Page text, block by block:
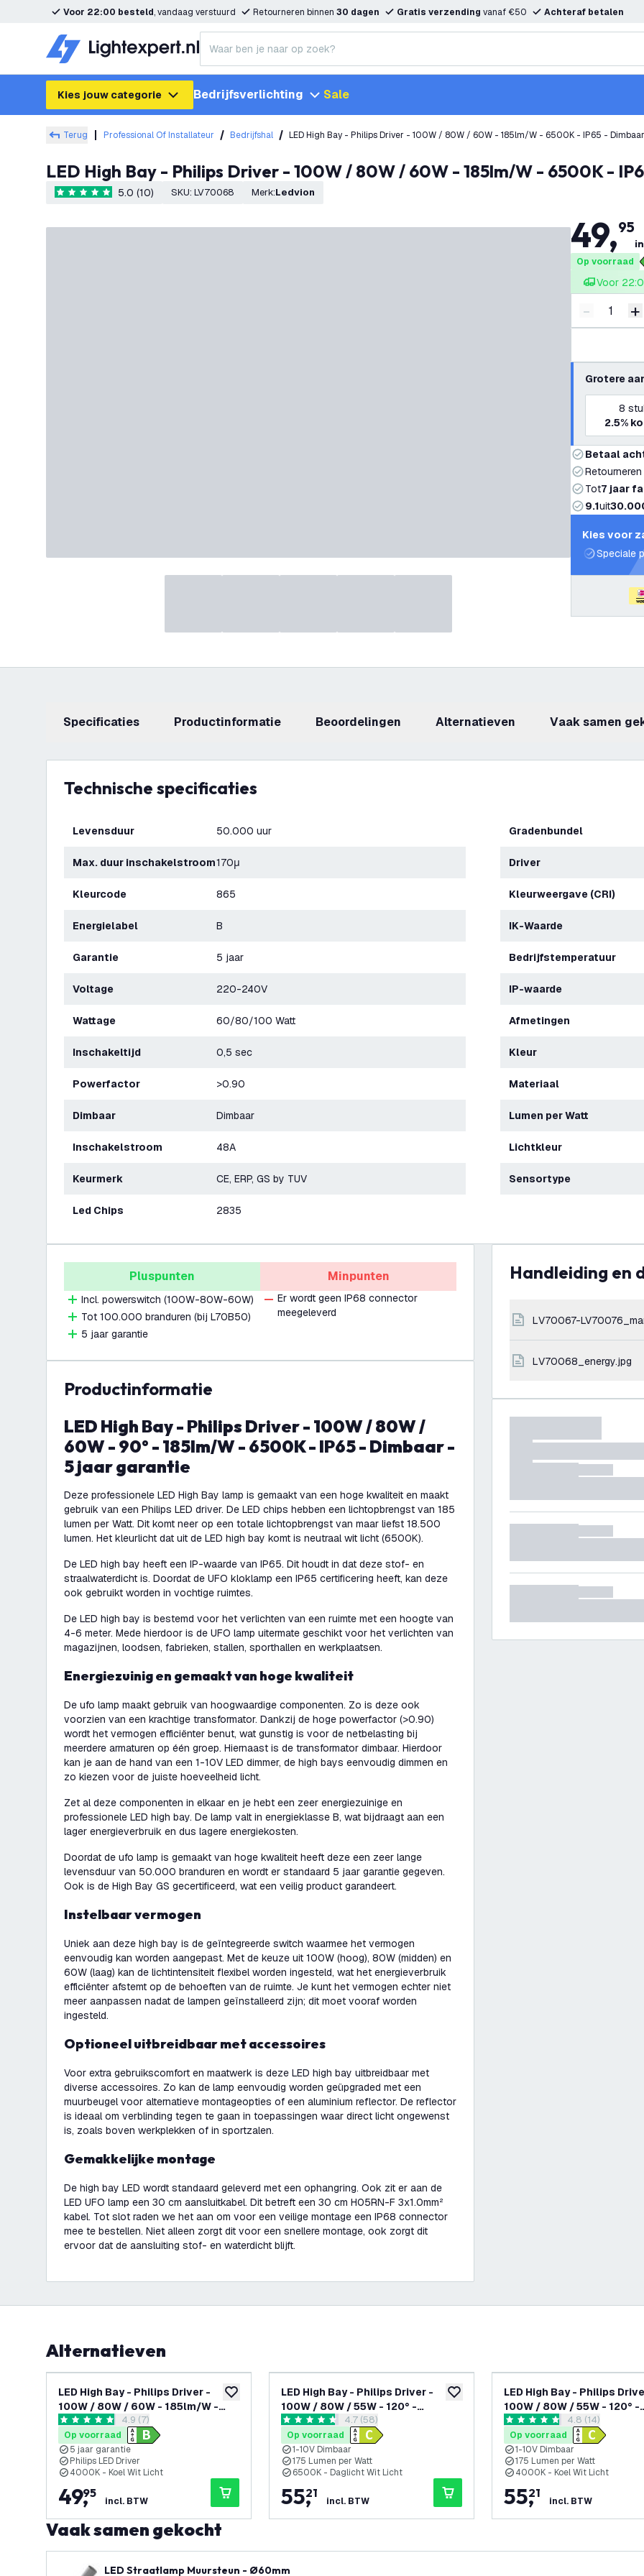
Voor 22:00 besteld, vandaag verstuurd Retourneren binnen 30 dagen Gratis verzending vanaf €50 Achteraf betalen
Kies jouw categorie Bedrijfsverlichting Sale
Terug Professional Of Installateur Bedrijfshal
LED High Bay - Philips Driver - 100W / 80W / 60W - 185lm/W - 6500K -
5 score sterren5.0 (10) SKU: LV70068 Merk: Ledvion
49,95
Op voorraad
Voor
Verminder
- +
Grotere
8
2.5%
Betaal
Tot7 jaar
9.1uit
Kies voor
Speciale
Specificaties productinformatie beoordelingen Alternatieven Vaak samen
Technische specificaties
Levensduur 50.000 uur
Max. duur inschakelstroom170μ
Kleurcode 865
Energielabel B
Garantie 5 jaar
Voltage 220-240V
Wattage 60/80/100 Watt
Inschakeltijd 0,5 sec
Powerfactor >0.90
Dimbaar Dimbaar
Inschakelstroom 48A
Keurmerk CE, ERP, GS by TUV
Led Chips 2835
Gradenbundel
Driver
Kleurweergave (CRI)
IK-Waarde
Bedrijfstemperatuur
IP-waarde
Afmetingen
Kleur
Materiaal
Lumen per Watt
Lichtkleur
Sensortype
Pluspunten
Incl. powerswitch (100W-80W-60W)
Tot 100.000 branduren (bij L70B50)
5 jaar garantie
Minpunten
Er wordt geen IP68 connector
meegeleverd
productinformatie
LED High Bay - Philips Driver - 100W / 80W /
60W - 90° - 185lm/W - 6500K - IP65 - Dimbaar -
5 jaar garantie
Deze professionele LED High Bay lamp is gemaakt van een hoge kwaliteit en maakt
gebruik van een Philips LED driver. De LED chips hebben een lichtopbrengst van 185
lumen per Watt. Dit komt neer op een totale lichtopbrengst van maar liefst 18.500
lumen. Het kleurlicht dat uit de LED high bay komt is neutraal wit licht (6500K).
De LED high bay heeft een IP-waarde van IP65. Dit houdt in dat deze stof- en
straalwaterdicht is. Doordat de UFO kloklamp een IP65 certificering heeft, kan deze
ook gebruikt worden in vochtige ruimtes.
De LED high bay is bestemd voor het verlichten van een ruimte met een hoogte van
4-6 meter. Mede hierdoor is de UFO lamp uitermate geschikt voor het verlichten van
magazijnen, loodsen, fabrieken, stallen, sporthallen en werkplaatsen.
Energiezuinig en gemaakt van hoge kwaliteit
De ufo lamp maakt gebruik van hoogwaardige componenten. Zo is deze ook
voorzien van een krachtige transformator. Dankzij de hoge powerfactor (>0.90)
wordt het vermogen efficiënter benut, wat gunstig is voor de netbelasting bij
meerdere armaturen op één groep. Hiernaast is de transformator dimbaar. Hierdoor
kan je aan de hand van een 1-10V LED dimmer, de high bays eenvoudig dimmen en
zo kiezen voor de juiste hoeveelheid licht.
Zet al deze componenten in elkaar en je hebt een zeer energiezuinige en
professionele LED high bay. De lamp valt in energieklasse B, wat bijdraagt aan een
lager energieverbruik en dus lagere energiekosten.
Doordat de ufo lamp is gemaakt van hoge kwaliteit heeft deze een zeer lange
levensduur van 50.000 branduren en wordt er standaard 5 jaar garantie gegeven.
Ook is de High Bay GS gecertificeerd, wat een veilig product garandeert.
Instelbaar vermogen
Uniek aan deze high bay is de geïntegreerde switch waarmee het vermogen
eenvoudig kan worden aangepast. Met de keuze uit 100W (hoog), 80W (midden) en
60W (laag) kan de lichtintensiteit flexibel worden ingesteld, wat het energieverbruik
efficiënter afstemt op de behoeften van de ruimte. Je kunt het vermogen echter niet
meer aanpassen nadat de lampen geïnstalleerd zijn; dit moet vooraf worden
ingesteld.
Optioneel uitbreidbaar met accessoires
Voor extra gebruikscomfort en maatwerk is deze LED high bay uitbreidbaar met
diverse accessoires. Zo kan de lamp eenvoudig worden geüpgraded met een
muurbeugel voor alternatieve montageopties of een aluminium reflector. De reflector
is ideaal om verblinding tegen te gaan in toepassingen waar direct licht ongewenst
is, zoals boven werkplekken of in sportzalen.
Gemakkelijke montage
De high bay LED wordt standaard geleverd met een ophangring. Ook zit er aan de
LED UFO lamp een 30 cm aansluitkabel. Dit betreft een 30 cm H05RN-F 3x1.0mm²
kabel. Tot slot raden we het aan om voor een veilige montage een IP68 connector
mee te bestellen. Niet alleen zorgt dit voor een snellere montage, ook zorgt dit
ervoor dat de aansluiting stof- en waterdicht blijft.
Handleiding en
LV70067-
LV70068_energy.jpg
Alternatieven
toevoegen aan verlanglijst
LED High Bay - Philips Driver -
100W / 80W / 60W - 185lm/W -
4000K - IP65 - Dimbaar - 90° - 5
jaar garantie
reviews drawer openen
4.9 score sterren4.9 (7)
Op voorraad
5 jaar garantie
Philips LED Driver
4000K - Koel Wit Licht
49,
95
incl. BTW
toevoegen aan verlanglijst
LED High Bay - Philips Driver -
100W / 80W / 55W - 120° -
175lm/W - 6500K - IP65 - Dimbaar
- 5 jaar garantie
reviews drawer openen
4.7 score sterren4.7 (58)
Op voorraad
1-10V Dimbaar
175 Lumen per Watt
6500K - Daglicht Wit Licht
55,
21
incl. BTW
LED High Bay - Philips
100W / 80W / 55W - 120° -
175lm/W - 4000K - IP65 -
- 5 jaar garantie
reviews drawer
4.8 score sterren4.8 (14)
Op voorraad
1-10V Dimbaar
175 Lumen per Watt
4000K - Koel Wit Licht
55,
21
incl. BTW
Vaak samen gekocht
LED Straatlamp Muursteun - Ø60mm